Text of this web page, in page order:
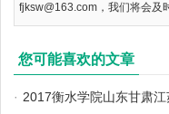
fjksw@163.com，我们将会及
您可能喜欢的文章
· 2017衡水学院山东甘肃